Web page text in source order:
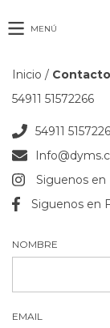
MENÚ
Inicio / Contacto
54911 51572266
54911
Siguenos
Siguenos en
NOMBRE
EMAIL